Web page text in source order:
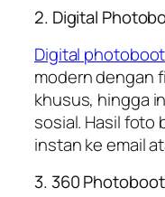
2. Digital
Digital
modern dengan
khusus, hingga
sosial. Hasil foto
instan ke email
3. 360